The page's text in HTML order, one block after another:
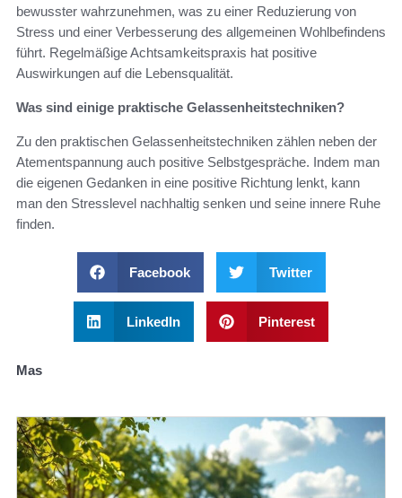
bewusster wahrzunehmen, was zu einer Reduzierung von
Stress und einer Verbesserung des allgemeinen Wohlbefindens
führt. Regelmäßige Achtsamkeitspraxis hat positive
Auswirkungen auf die Lebensqualität.
Was sind einige praktische Gelassenheitstechniken?
Zu den praktischen Gelassenheitstechniken zählen neben der
Atementspannung auch positive Selbstgespräche. Indem man
die eigenen Gedanken in eine positive Richtung lenkt, kann
man den Stresslevel nachhaltig senken und seine innere Ruhe
finden.
Facebook Twitter
LinkedIn Pinterest
Mas